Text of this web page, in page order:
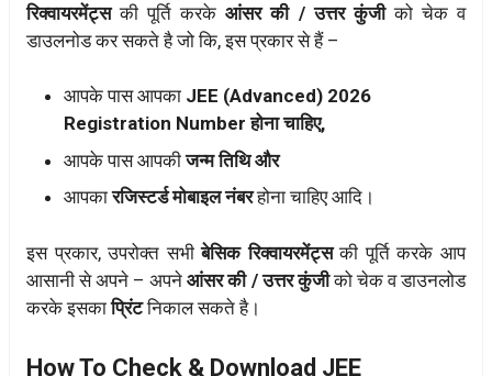
रिक्वायरमेंट्सकी पूर्ति करकेआंसर की / उत्तर कुंजीको चेक व
डाउलनोड कर सकते है जो कि, इस प्रकार से हैं –
आपके पास आपका JEE (Advanced) 2026
Registration Number होना चाहिए,
आपके पास आपकीजन्म तिथि और
आपकारजिस्टर्ड मोबाइल नंबरहोना चाहिए आदि।
इस प्रकार, उपरोक्त सभीबेसिक रिक्वायरमेंट्सकी पूर्ति करके आप
आसानी से अपने – अपने आंसर की / उत्तर कुंजीको चेक व डाउनलोड
करके इसकाप्रिंटनिकाल सकते है।
How To Check & Download JEE